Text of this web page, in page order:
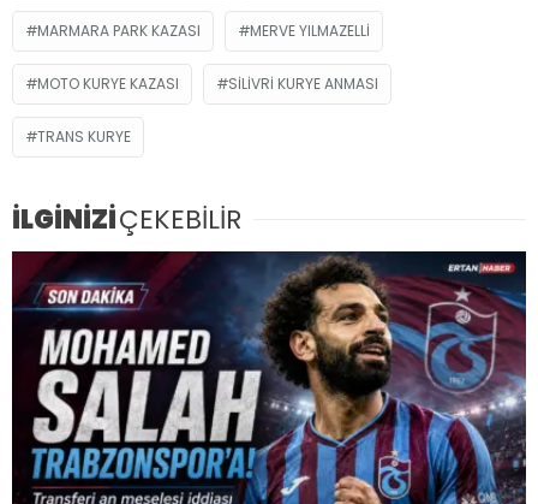
MARMARA PARK KAZASI MERVE YILMAZELLI
MOTO KURYE KAZASI SILIVRI KURYE ANMASI
TRANS KURYE
İLGİNİZİÇEKEBİLİR